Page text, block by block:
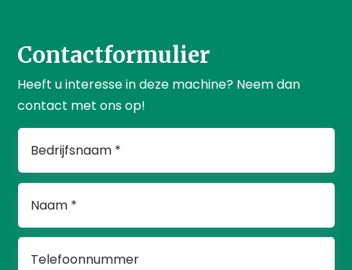
Contactformulier
Heeft u interesse in deze machine? Neem dan
contact met ons op!